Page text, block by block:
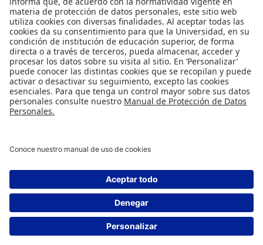
INFORMACIÓN PARA
Profesores
Administrativos
Egresados
Reconocimiento como Universidad: Decreto 1297 del 30 de mayo de 1964.
Reconocimiento personería jurídica: Resolución 28 del 23 de febrero de 1949